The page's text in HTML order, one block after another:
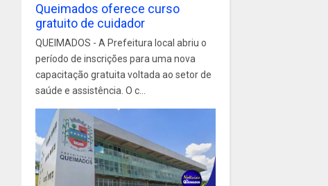
Queimados oferece curso
gratuito de cuidador
QUEIMADOS - A Prefeitura local abriu o
período de inscrições para uma nova
capacitação gratuita voltada ao setor de
saúde e assistência. O c...